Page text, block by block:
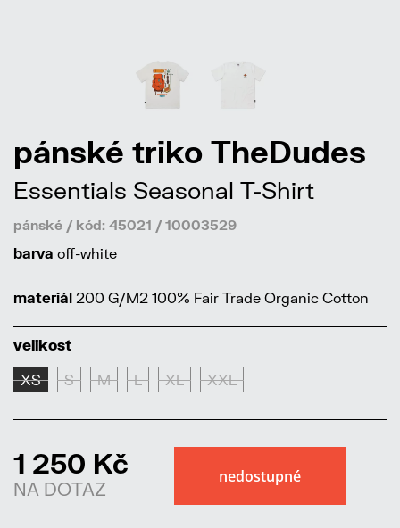
pánské triko TheDudes
Essentials Seasonal T-Shirt
pánské / kód: 45021 / 10003529
barva off-white
materiál 200 G/M2 100% Fair Trade Organic Cotton
velikost
XS S M L XL XXL
1 250 Kč
NA DOTAZ